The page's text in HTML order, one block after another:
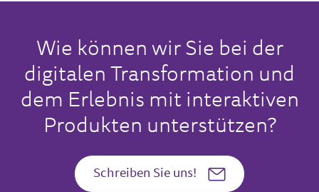
Wie können wir Sie bei der
digitalen Transformation und
dem Erlebnis mit interaktiven
Produkten unterstützen?
Schreiben Sie uns!